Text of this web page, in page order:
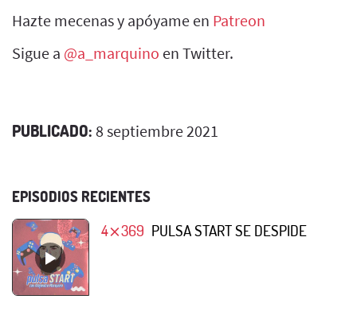
Hazte mecenas y apóyame en Patreon
Sigue a @a_marquino en Twitter.
PUBLICADO: 8 septiembre 2021
EPISODIOS RECIENTES
4⨯369 PULSA START SE DESPIDE